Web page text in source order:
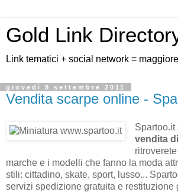
Gold Link
Link tematici + social network =
giovedì 8 settembre 2011
Vendita scarpe online -
Spartoo.it
vendita
marche e i modelli che fanno la moda
stili: cittadino, skate, sport, lusso...
servizi spedizione gratuita e restituzione